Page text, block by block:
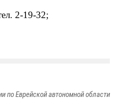
2-19-32;
по Еврейской автономной области